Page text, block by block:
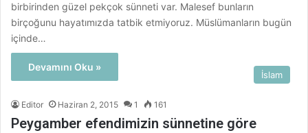
birbirinden güzel pekçok sünneti var. Malesef bunların
birçoğunu hayatımızda tatbik etmiyoruz. Müslümanların bugün
içinde…
Devamını Oku »
İslam
Editor Haziran 2, 2015 1 161
Peygamber efendimizin sünnetine göre